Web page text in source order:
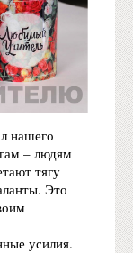
нашего
– людям
тягу
Это
усилия.